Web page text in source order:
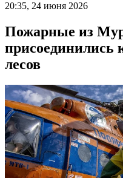
20:35, 24 июня 2026
Пожарные из
присоединились
лесов